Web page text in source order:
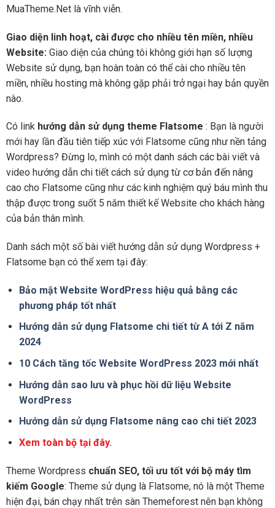
MuaTheme.Net là vĩnh viễn.
Giao diện linh hoạt, cài được cho nhiều tên miền, nhiều
Website: Giao diện của chúng tôi không giới hạn số lượng
Website sử dụng, bạn hoàn toàn có thể cài cho nhiều tên
miền, nhiều hosting mà không gặp phải trở ngại hay bản quyền
nào.
Có link hướng dẫn sử dụng theme Flatsome : Bạn là người
mới hay lần đầu tiên tiếp xúc với Flatsome cũng như nền tảng
Wordpress? Đừng lo, mình có một danh sách các bài viết và
video hướng dẫn chi tiết cách sử dụng từ cơ bản đến nâng
cao cho Flatsome cũng như các kinh nghiệm quý báu mình thu
thập được trong suốt 5 năm thiết kế Website cho khách hàng
của bản thân mình.
Danh sách một số bài viết hướng dẫn sử dụng Wordpress +
Flatsome bạn có thể xem tại đây:
Bảo mật Website WordPress hiệu quả bằng các
phương pháp tốt nhất
Hướng dẫn sử dụng Flatsome chi tiết từ A tới Z năm
2024
10 Cách tăng tốc Website WordPress 2023 mới nhất
Hướng dẫn sao lưu và phục hồi dữ liệu Website
WordPress
Hướng dẫn sử dụng Flatsome nâng cao chi tiết 2023
Xem toàn bộ tại đây.
Theme Wordpress chuẩn SEO, tối ưu tốt với bộ máy tìm
kiếm Google: Theme sử dụng là Flatsome, nó là một Theme
hiện đại, bán chạy nhất trên sàn Themeforest nên bạn không